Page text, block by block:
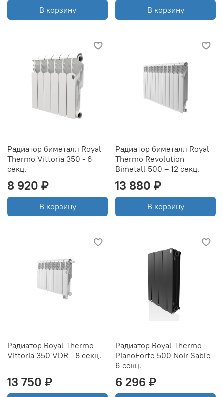
В корзину В корзину
Радиатор биметалл Royal
Thermo Vittoria 350 - 6
секц.
8 920 ₽
В корзину
Радиатор биметалл Royal
Thermo Revolution
Bimetall 500 – 12 секц.
13 880 ₽
В корзину
Радиатор Royal Thermo
Vittoria 350 VDR - 8 секц.
13 750 ₽
Радиатор Royal Thermo
PianoForte 500 Noir Sable -
6 секц.
6 296 ₽